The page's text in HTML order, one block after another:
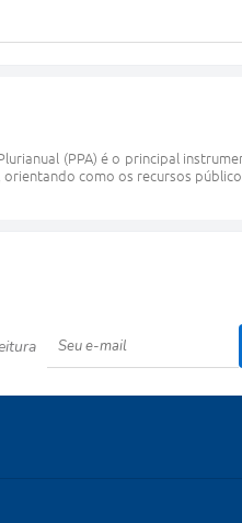
Plurianual (PPA) é o principal
como os recursos